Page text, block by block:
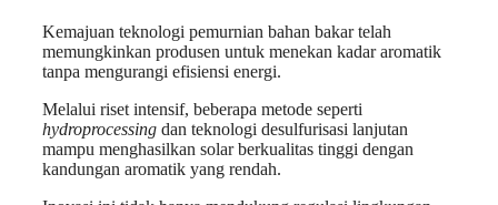
Kemajuan teknologi pemurnian bahan bakar telah
memungkinkan produsen untuk menekan kadar aromatik
tanpa mengurangi efisiensi energi.
Melalui riset intensif, beberapa metode seperti
hydroprocessing dan teknologi desulfurisasi lanjutan
mampu menghasilkan solar berkualitas tinggi dengan
kandungan aromatik yang rendah.